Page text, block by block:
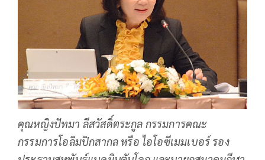
คุณหญิงปัทมา ลีสวัสดิ์ตระกูล กรรมการคณะ
กรรมการโอลิมปิกสากล หรือ ไอโอซีเมมเบอร์ รอง